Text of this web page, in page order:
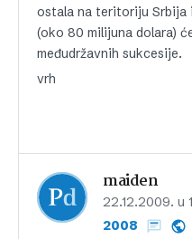
ostala na teritoriju Srbija
(oko 80 milijuna dolara)
međudržavnih sukcesije.
vrh
maiden
22.12.2009. u
2008